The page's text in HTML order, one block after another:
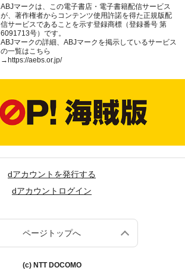
ABJマークは、この電子書店・電子書籍配信サービス
が、著作権者からコンテンツ使用許諾を得た正規版配
信サービスであることを示す登録商標（登録番号 第
6091713号）です。
ABJマークの詳細、ABJマークを掲示しているサービス
の一覧はこちら
→ https://aebs.or.jp/
dアカウントを発行する
dアカウントログイン
ページトップへ
(c) NTT DOCOMO